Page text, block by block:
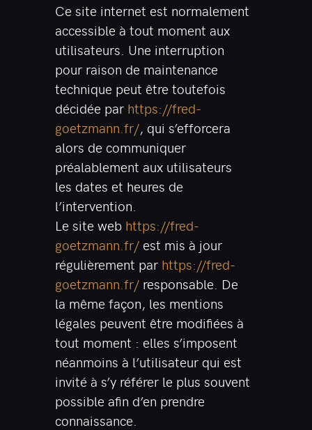
Ce site internet est normalement
accessible à tout moment aux
utilisateurs. Une interruption
pour raison de maintenance
technique peut être toutefois
décidée par https://fred-
goetzmann.fr/, qui s’efforcera
alors de communiquer
préalablement aux utilisateurs
les dates et heures de
l’intervention.
Le site web https://fred-
goetzmann.fr/ est mis à jour
régulièrement par https://fred-
goetzmann.fr/ responsable. De
la même façon, les mentions
légales peuvent être modifiées à
tout moment : elles s’imposent
néanmoins à l’utilisateur qui est
invité à s’y référer le plus souvent
possible afin d’en prendre
connaissance.